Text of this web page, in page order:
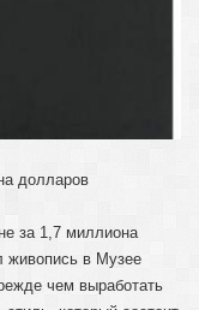
долларов
за 1,7 миллиона
живопись в Музее
чем выработать